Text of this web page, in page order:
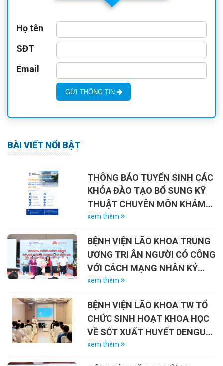
Họ tên
SĐT
Email
GỬI THÔNG TIN
BÀI VIẾT NỔI BẬT
THÔNG BÁO TUYỂN SINH CÁC
KHÓA ĐÀO TẠO BỔ SUNG KỸ
THUẬT CHUYÊN MÔN KHÁM
CHỮA BỆNH NĂM 2026
xem thêm
BỆNH VIỆN LÃO KHOA TRUNG
ƯƠNG TRI ÂN NGƯỜI CÓ CÔNG
VỚI CÁCH MẠNG NHÂN KỶ
NIỆM 79 NĂM NGÀY THƯƠNG
27/7/2026)
xem thêm
BỆNH VIỆN LÃO KHOA TW TỔ
CHỨC SINH HOẠT KHOA HỌC
VỀ SỐT XUẤT HUYẾT DENGUE
VÀ VAI TRÒ CỦA VẮC-XIN
xem thêm